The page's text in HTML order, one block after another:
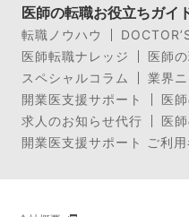
医師の転職お役立ちガイ
転職ノウハウ
医師転職ナレッジ
医師
スペシャルコラム
業界
開業医支援サポート
医
求人のお知らせ代行
医
開業医支援サポート ご利